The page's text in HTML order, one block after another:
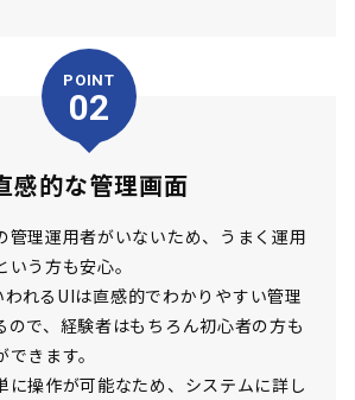
POINT
02
感的な管理画面
管理運用者がいないため、うまく運用
う方も安心。
れるUIは直感的でわかりやすい管理
ので、経験者はもちろん初心者の方も
きます。
に操作が可能なため、システムに詳し